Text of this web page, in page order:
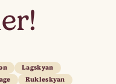
Lagskyan
Rukleskyan